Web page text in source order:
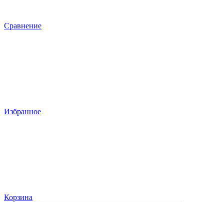
Сравнение
Избранное
Корзина